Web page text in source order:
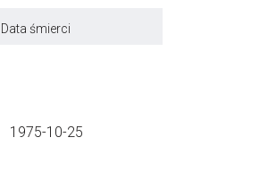
Data śmierci
1975-10-25